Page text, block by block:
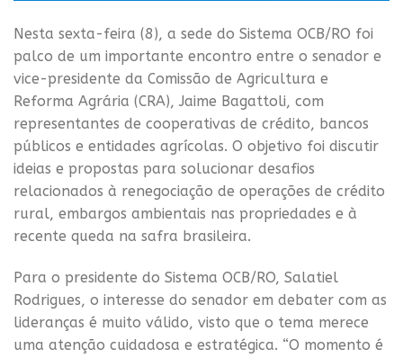
Nesta sexta-feira (8), a sede do Sistema OCB/RO foi
palco de um importante encontro entre o senador e
vice-presidente da Comissão de Agricultura e
Reforma Agrária (CRA), Jaime Bagattoli, com
representantes de cooperativas de crédito, bancos
públicos e entidades agrícolas. O objetivo foi discutir
ideias e propostas para solucionar desafios
relacionados à renegociação de operações de crédito
rural, embargos ambientais nas propriedades e à
recente queda na safra brasileira.
Para o presidente do Sistema OCB/RO, Salatiel
Rodrigues, o interesse do senador em debater com as
lideranças é muito válido, visto que o tema merece
uma atenção cuidadosa e estratégica. “O momento é